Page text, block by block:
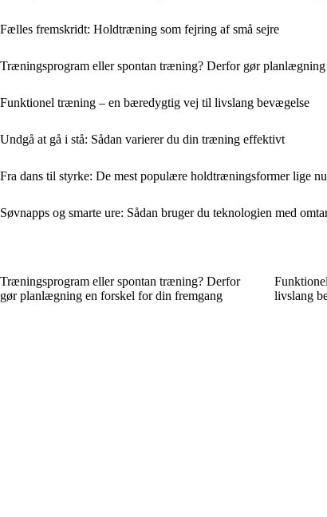
Fælles fremskridt: Holdtræning som fejring af små sejre
Træningsprogram eller spontan træning? Derfor gør
Funktionel træning – en bæredygtig vej til livslang bevægelse
Undgå at gå i stå: Sådan varierer du din træning effektivt
Fra dans til styrke: De mest populære holdtræningsformer lige nu
Søvnapps og smarte ure: Sådan bruger du teknologien med
Træningsprogram eller spontan træning? Derfor
gør planlægning en forskel for din fremgang
livslang